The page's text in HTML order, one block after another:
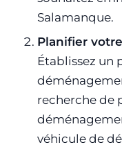
Salamanque.
Planifier
Établissez un
recherche de
véhicule de